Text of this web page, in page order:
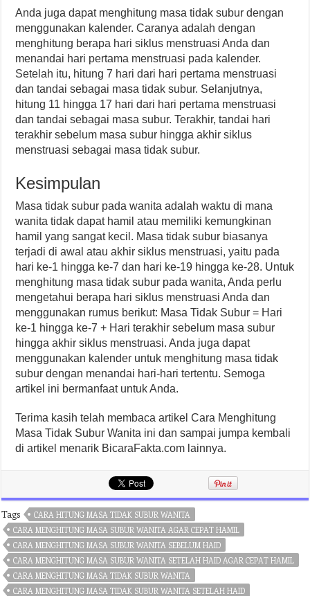
Anda juga dapat menghitung masa tidak subur dengan
menggunakan kalender. Caranya adalah dengan
menghitung berapa hari siklus menstruasi Anda dan
menandai hari pertama menstruasi pada kalender.
Setelah itu, hitung 7 hari dari hari pertama menstruasi
dan tandai sebagai masa tidak subur. Selanjutnya,
hitung 11 hingga 17 hari dari hari pertama menstruasi
dan tandai sebagai masa subur. Terakhir, tandai hari
terakhir sebelum masa subur hingga akhir siklus
menstruasi sebagai masa tidak subur.
Kesimpulan
Masa tidak subur pada wanita adalah waktu di mana
wanita tidak dapat hamil atau memiliki kemungkinan
hamil yang sangat kecil. Masa tidak subur biasanya
terjadi di awal atau akhir siklus menstruasi, yaitu pada
hari ke-1 hingga ke-7 dan hari ke-19 hingga ke-28. Untuk
menghitung masa tidak subur pada wanita, Anda perlu
mengetahui berapa hari siklus menstruasi Anda dan
menggunakan rumus berikut: Masa Tidak Subur = Hari
ke-1 hingga ke-7 + Hari terakhir sebelum masa subur
hingga akhir siklus menstruasi. Anda juga dapat
menggunakan kalender untuk menghitung masa tidak
subur dengan menandai hari-hari tertentu. Semoga
artikel ini bermanfaat untuk Anda.
Terima kasih telah membaca artikel Cara Menghitung
Masa Tidak Subur Wanita ini dan sampai jumpa kembali
di artikel menarik BicaraFakta.com lainnya.
Tags
CARA HITUNG MASA TIDAK SUBUR WANITA
CARA MENGHITUNG MASA SUBUR WANITA AGAR CEPAT HAMIL
CARA MENGHITUNG MASA SUBUR WANITA SEBELUM HAID
CARA MENGHITUNG MASA SUBUR WANITA SETELAH HAID AGAR CEPAT HAMIL
CARA MENGHITUNG MASA TIDAK SUBUR WANITA
CARA MENGHITUNG MASA TIDAK SUBUR WANITA SETELAH HAID